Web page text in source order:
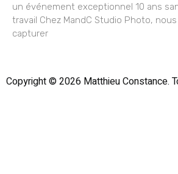
un événement exceptionnel 10 ans
travail Chez MandC Studio Photo,
capturer
Copyright © 2026 Matthieu Constance.